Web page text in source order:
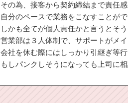
その為、接客から契約締結まで責任
自分のペースで業務をこなすことがで
しかも全てが個人責任かと言うとそう
営業部は３人体制で、サポートがメ
会社を休む際にはしっかり引継ぎ等行
もしパンクしそうになっても上司に